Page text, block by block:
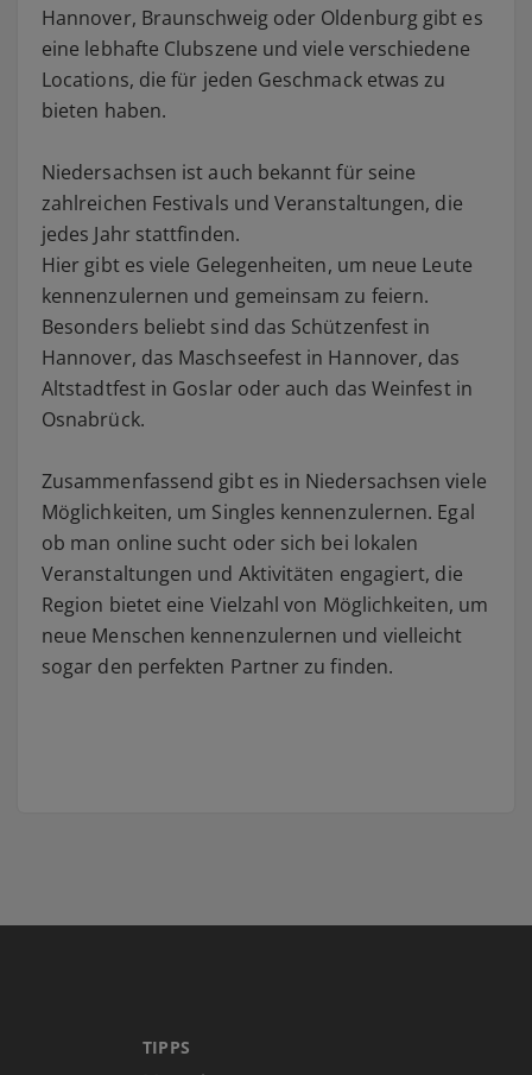
Hannover, Braunschweig oder Oldenburg gibt es
eine lebhafte Clubszene und viele verschiedene
Locations, die für jeden Geschmack etwas zu
bieten haben.
Niedersachsen ist auch bekannt für seine
zahlreichen Festivals und Veranstaltungen, die
jedes Jahr stattfinden.
Hier gibt es viele Gelegenheiten, um neue Leute
kennenzulernen und gemeinsam zu feiern.
Besonders beliebt sind das Schützenfest in
Hannover, das Maschseefest in Hannover, das
Altstadtfest in Goslar oder auch das Weinfest in
Osnabrück.
Zusammenfassend gibt es in Niedersachsen viele
Möglichkeiten, um Singles kennenzulernen. Egal
ob man online sucht oder sich bei lokalen
Veranstaltungen und Aktivitäten engagiert, die
Region bietet eine Vielzahl von Möglichkeiten, um
neue Menschen kennenzulernen und vielleicht
sogar den perfekten Partner zu finden.
TIPPS